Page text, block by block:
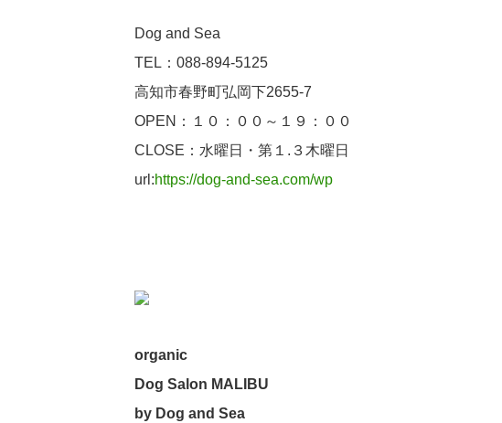
Dog and Sea
TEL：088-894-5125
高知市春野町弘岡下2655-7
OPEN：１０：００～１９：００
CLOSE：水曜日・第１.３木曜日
url:https://dog-and-sea.com/wp
organic
Dog Salon MALIBU
by Dog and Sea